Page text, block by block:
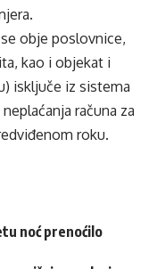
obje poslovnice,
kao i objekat i
isključe iz sistema
računa za
roku.
noć prenoćilo